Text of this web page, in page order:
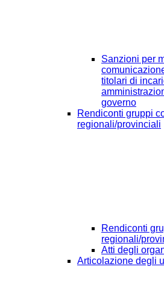
Sanzioni per
titolari di
governo
Rendiconti gruppi
regionali/provinciali
Rendiconti
regionali/
Atti degli
Articolazione degli